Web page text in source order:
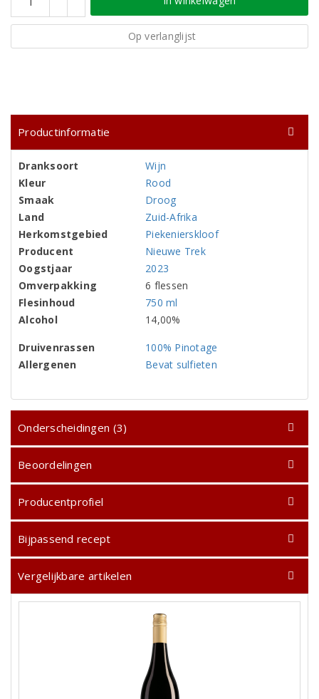
Op verlanglijst
Productinformatie
Dranksoort
Wijn
Kleur
Rood
Smaak
Droog
Land
Zuid-Afrika
Herkomstgebied
Piekenierskloof
Producent
Nieuwe Trek
Oogstjaar
2023
Omverpakking
6 flessen
Flesinhoud
750 ml
Alcohol
14,00%
Druivenrassen
100% Pinotage
Allergenen
Bevat sulfieten
Onderscheidingen (3)
Beoordelingen
Producentprofiel
Bijpassend recept
Vergelijkbare artikelen